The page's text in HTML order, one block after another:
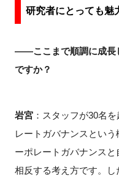
研究者にとっても魅
――ここまで順調に成長
ですか？
岩宮：スタッフが30名を
レートガバナンスとい
ーポレートガバナンス
相反する考え方です。